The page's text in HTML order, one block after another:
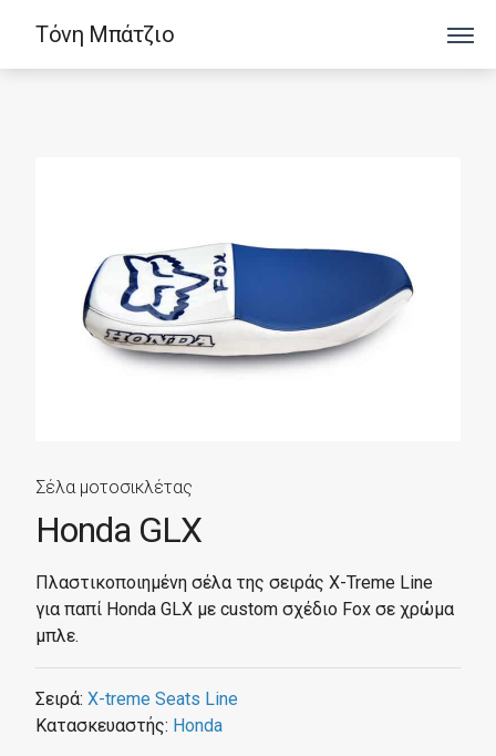
Τόνη Μπάτζιο
Σέλα μοτοσικλέτας
Honda GLX
Πλαστικοποιημένη σέλα της σειράς X-Treme Line
για παπί Honda GLX με custom σχέδιο Fox σε χρώμα
μπλε.
Σειρά: X-treme Seats Line
Κατασκευαστής: Honda